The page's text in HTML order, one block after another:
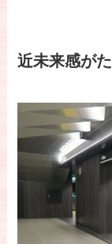
近未来感が